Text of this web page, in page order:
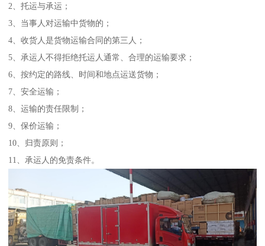
2、托运与承运；
3、当事人对运输中货物的；
4、收货人是货物运输合同的第三人；
5、承运人不得拒绝托运人通常、合理的运输要求；
6、按约定的路线、时间和地点运送货物；
7、安全运输；
8、运输的责任限制；
9、保价运输；
10、归责原则；
11、承运人的免责条件。